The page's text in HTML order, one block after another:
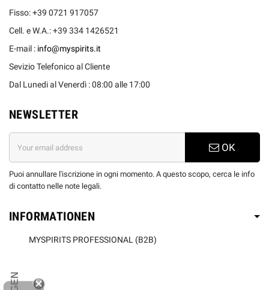
Fisso: +39 0721 917057
Cell. e W.A.: +39 334 1426521
E-mail : info@myspirits.it
Sevizio Telefonico al Cliente
Dal Lunedi al Venerdì : 08:00 alle 17:00
NEWSLETTER
OK
Puoi annullare l'iscrizione in ogni momento. A questo scopo, cerca le info
di contatto nelle note legali.
INFORMATIONEN
MYSPIRITS PROFESSIONAL (B2B)